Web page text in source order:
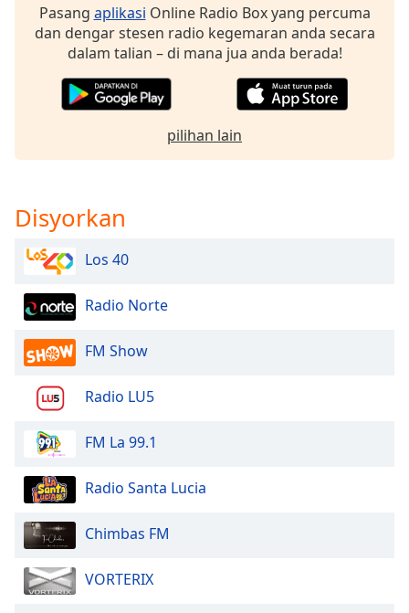
Opacity
Color
Opacity
Font
Edge
Style
Family
Reset
Done
Close
Dialog
End
Pasang aplikasi Online Radio Box yang percuma
dan dengar stesen radio kegemaran anda secara
dalam talian – di mana jua anda berada!
pilihan lain
Disyorkan
Los 40
Radio Norte
FM Show
Radio LU5
FM La 99.1
Radio Santa Lucia
Chimbas FM
VORTERIX